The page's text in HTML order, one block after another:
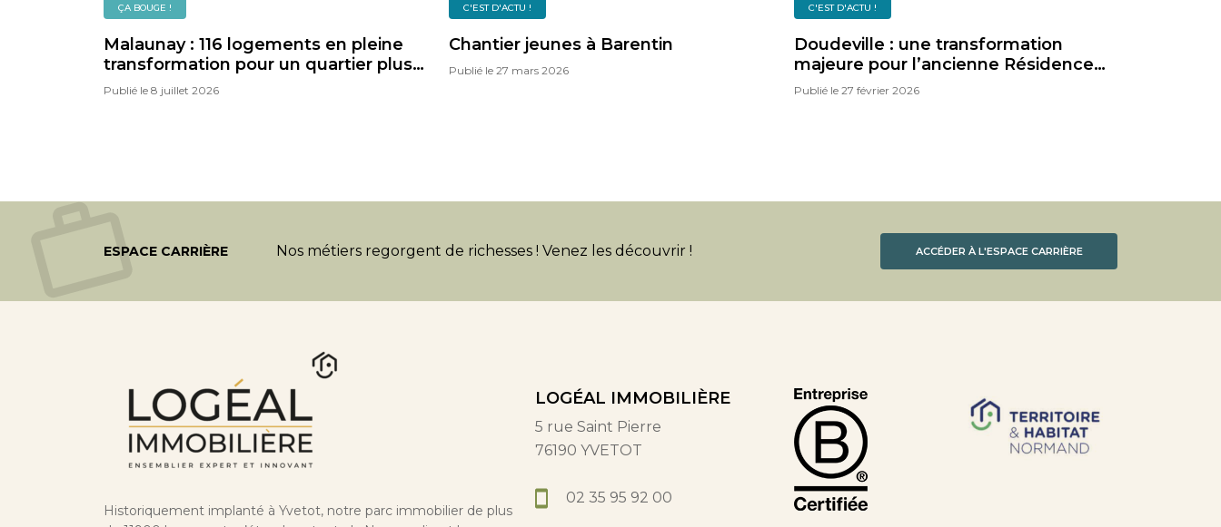
ÇA BOUGE !
Malaunay : 116 logements en pleine
transformation pour un quartier plus
confortable, plus vert et plus durable
Publié le 8 juillet 2026
C'EST D'ACTU !
Chantier jeunes à Barentin
Publié le 27 mars 2026
C'EST D'ACTU !
Doudeville : une transformation
majeure pour l’ancienne Résidence
pour Personnes Âgées
Publié le 27 février 2026
ESPACE CARRIÈRE Nos métiers regorgent de richesses ! Venez les découvrir ! ACCÉDER À L'ESPACE CARRIÈRE
Historiquement implanté à Yvetot, notre parc immobilier de plus
LOGÉAL IMMOBILIÈRE
5 rue Saint Pierre
76190 YVETOT
02 35 95 92 00